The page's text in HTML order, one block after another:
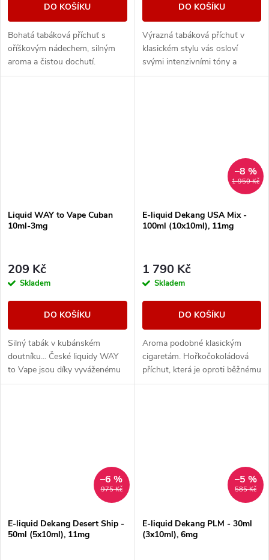
DO KOŠÍKU
Bohatá tabáková příchuť s
oříškovým nádechem, silným
aroma a čistou dochutí.
DO KOŠÍKU
Výrazná tabáková příchuť v
klasickém stylu vás osloví
svými intenzivními tóny a
dřevitou dochutí.
Liquid WAY to Vape Cuban
10ml-3mg
209 Kč
Skladem
DO KOŠÍKU
Silný tabák v kubánském
doutníku... České liquidy WAY
to Vape jsou díky vyváženému
poměru složek 50PG/50VG
1 950 Kč
–8 %
E-liquid Dekang USA Mix -
100ml (10x10ml), 11mg
1 790 Kč
Skladem
DO KOŠÍKU
Aroma podobné klasickým
cigaretám. Hořkočokoládová
příchut, která je oproti běžnému
tabáku jemnější a nasládlejší. Z
975 Kč
–6 %
E-liquid Dekang Desert Ship -
50ml (5x10ml), 11mg
585 Kč
–5 %
E-liquid Dekang PLM - 30ml
(3x10ml), 6mg